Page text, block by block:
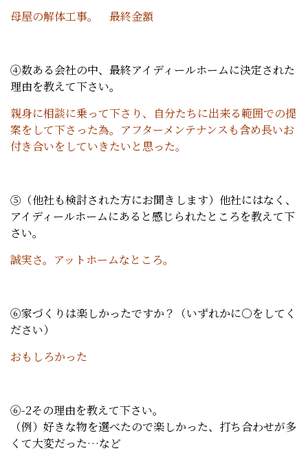
母屋の解体工事。 最終金額
④数ある会社の中、最終アイディールホームに決定された
理由を教えて下さい。
親身に相談に乗って下さり、自分たちに出来る範囲での提
案をして下さった為。アフターメンテナンスも含め長いお
付き合いをしていきたいと思った。
⑤（他社も検討された方にお聞きします）他社にはなく、
アイディールホームにあると感じられたところを教えて下
さい。
誠実さ。アットホームなところ。
⑥家づくりは楽しかったですか？（いずれかに○をしてく
ださい）
おもしろかった
⑥-2その理由を教えて下さい。
（例）好きな物を選べたので楽しかった、打ち合わせが多
くて大変だった…など